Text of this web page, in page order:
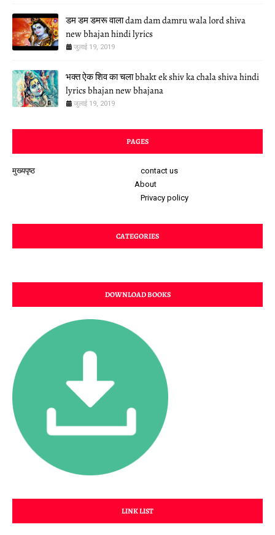
डम डम डमरू वाला dam dam damru wala lord shiva
new bhajan hindi lyrics
जुलाई 19, 2019
भक्त ऐक शिव का चला bhakt ek shiv ka chala shiva hindi
lyrics bhajan new bhajana
जुलाई 19, 2019
PAGES
मुख्यपृष्ठ
contact us
About
Privacy policy
CATEGORIES
DOWNLOAD BOOKS
LINK LIST